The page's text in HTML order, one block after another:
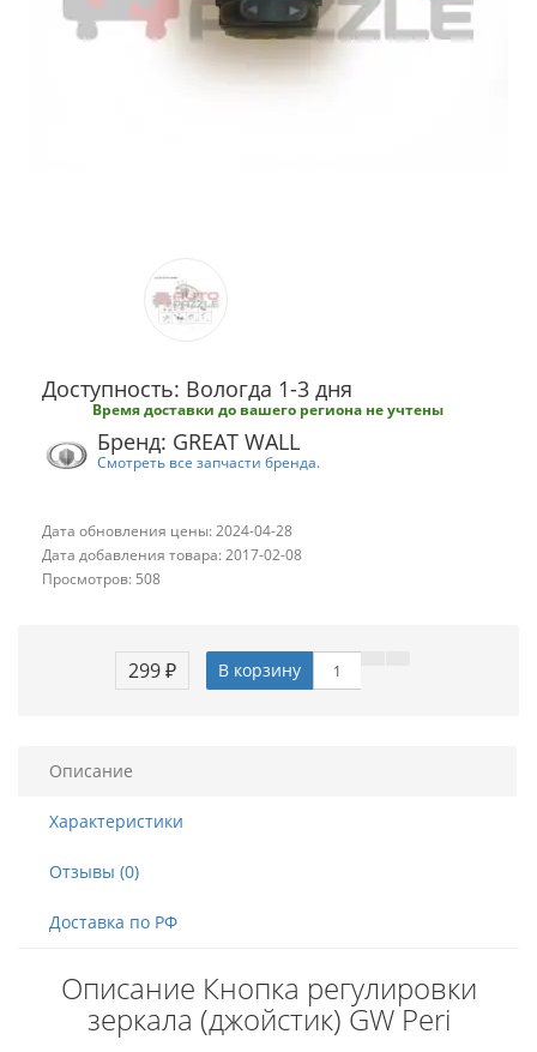
Доступность: Вологда 1-3 дня
Время доставки до вашего региона не учтены
Бренд: GREAT WALL
Смотреть все запчасти бренда.
Дата обновления цены: 2024-04-28
Дата добавления товара: 2017-02-08
Просмотров: 508
299 ₽ В корзину
Описание
Характеристики
Отзывы (0)
Доставка по РФ
Описание Кнопка регулировки
зеркала (джойстик) GW Peri